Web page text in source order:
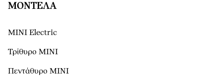
ΜΟΝΤΕΛΑ
MINI Electric
Τρίθυρο MINI
Πεντάθυρο MINI